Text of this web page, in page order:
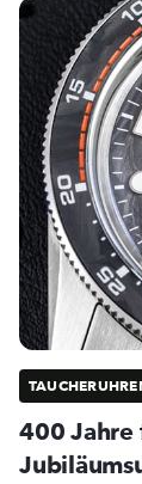
400 Jahre